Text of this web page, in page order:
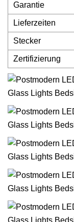
Garantie
Lieferzeiten
Stecker
Zertifizierung